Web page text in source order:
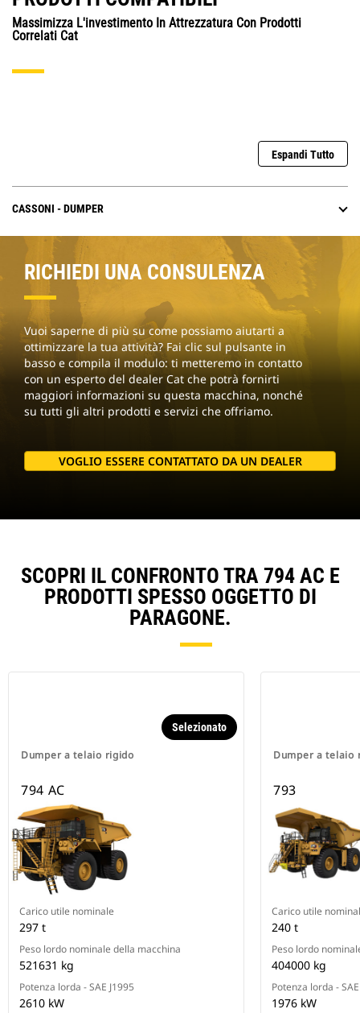
Massimizza L'investimento In Attrezzatura Con Prodotti
Correlati Cat
Espandi Tutto
CASSONI - DUMPER
RICHIEDI UNA CONSULENZA
Vuoi saperne di più su come possiamo aiutarti a
ottimizzare la tua attività? Fai clic sul pulsante in
basso e compila il modulo: ti metteremo in contatto
con un esperto del dealer Cat che potrà fornirti
maggiori informazioni su questa macchina, nonché
su tutti gli altri prodotti e servizi che offriamo.
VOGLIO ESSERE CONTATTATO DA UN DEALER
SCOPRI IL CONFRONTO TRA 794 AC E
PRODOTTI SPESSO OGGETTO DI
PARAGONE.
Dumper a telaio rigido
Selezionato
794 AC
Carico utile nominale
297 t
Peso lordo nominale della macchina
521631 kg
Potenza lorda - SAE J1995
2610 kW
Dumper a telaio
793
Carico utile
240 t
Peso lordo
404000 kg
Potenza lorda -
1976 kW